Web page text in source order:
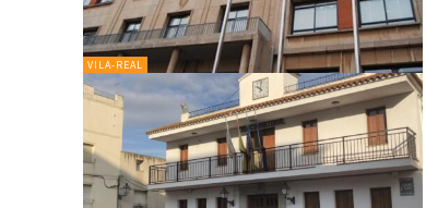
VILA-REAL